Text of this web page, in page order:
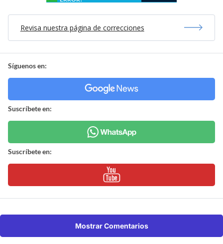
Revisa nuestra página de correcciones
Síguenos en:
Suscríbete en:
Suscríbete en:
Mostrar Comentarios